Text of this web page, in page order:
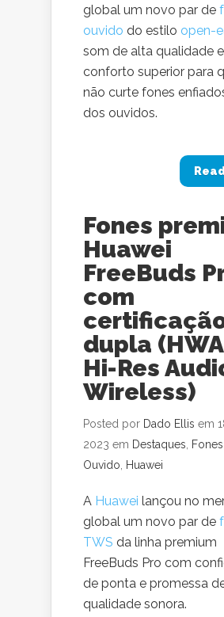
global um novo par de
ouvido do estilo open-
som de alta qualidade e
conforto superior para
não curte fones
dos ouvidos.
Fones
Huawei
FreeBuds
com
dupla
Hi-Res
Wireless)
Posted por Dado Ellis em
2023 em Destaques
Ouvido
Huawei
A Huawei lançou no
global um novo par de
TWS da linha premium
FreeBuds Pro com
de ponta e promessa
qualidade sonora.